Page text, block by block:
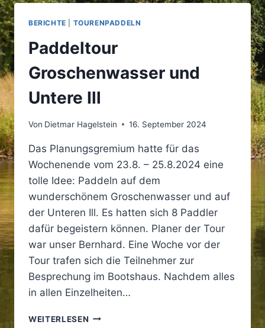
BERICHTE TOURENPADDELN
Paddeltour
Groschenwasser und
Untere Ill
Von Dietmar Hagelstein 16. September 2024
Das Planungsgremium hatte für das
Wochenende vom 23.8. – 25.8.2024 eine
tolle Idee: Paddeln auf dem
wunderschönem Groschenwasser und auf
der Unteren Ill. Es hatten sich 8 Paddler
dafür begeistern können. Planer der Tour
war unser Bernhard. Eine Woche vor der
Tour trafen sich die Teilnehmer zur
Besprechung im Bootshaus. Nachdem alles
in allen Einzelheiten…
WEITERLESEN PADDELTOUR